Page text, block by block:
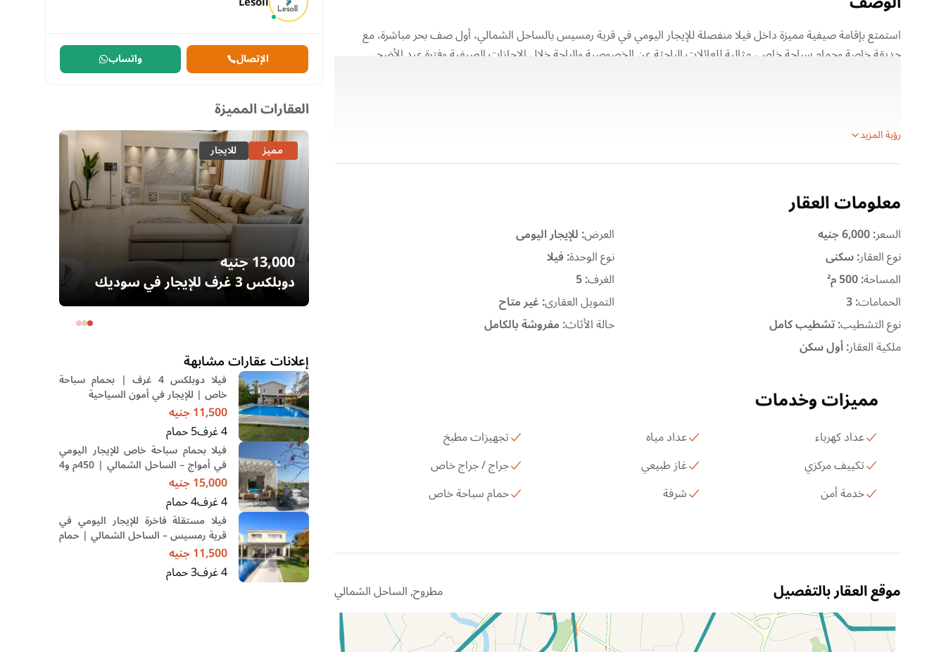
استمتع بإقامة صيفية مميزة داخل فيلا منفصلة للإيجار اليومي في قرية رمسيس بالساحل الشمالي، أول صف بحر مباشرة، مع
حديقة خاصة وحمام سباحة خاص، مثالية للعائلات الباحثة عن الخصوصية والراحة خلال الإجازات الصيفية وفترة عيد الأضحى.
رؤية المزيد
معلومات العقار
السعر:6,000 جنيه العرض:للإيجار اليومى
نوع العقار:سكنى نوع الوحدة:فيلا
المساحة:500 م² الغرف:
5
الحمامات:
3 التمويل العقارى:غير متاح
نوع التشطيب:تشطيب كامل حالة الأثاث:مفروشة بالكامل
ملكية العقار:أول سكن
مميزات وخدمات
عداد كهرباء عداد مياه
تجهيزات مطبخ
تكييف مركزي
غاز طبيعي
جراج / جراج خاص
خدمة أمن
شرفة حمام سباحة خاص
موقع العقار بالتفصيل مطروح, الساحل الشمالي
الإتصال واتساب
العقارات المميزة
مميز للايجار
13,000جنيه
دوبلكس 3 غرف للإيجار في سوديك
إيستاون – التجمع الخامس | غرفة ناني
إعلانات عقارات مشابهة
فيلا دوبلكس 4 غرف | بحمام سباحة
خاص | للإيجار في أمون السياحية
11,500جنيه
4غرف5حمام
فيلا بحمام سباحة خاص للإيجار اليومي
في أمواج – الساحل الشمالي | 450م و4
غرف
15,000جنيه
4غرف4حمام
فيلا مستقلة فاخرة للإيجار اليومي في
قرية رمسيس – الساحل الشمالي | حمام
سباحة خاص وإطلالة مميزة
11,500جنيه
4غرف3حمام